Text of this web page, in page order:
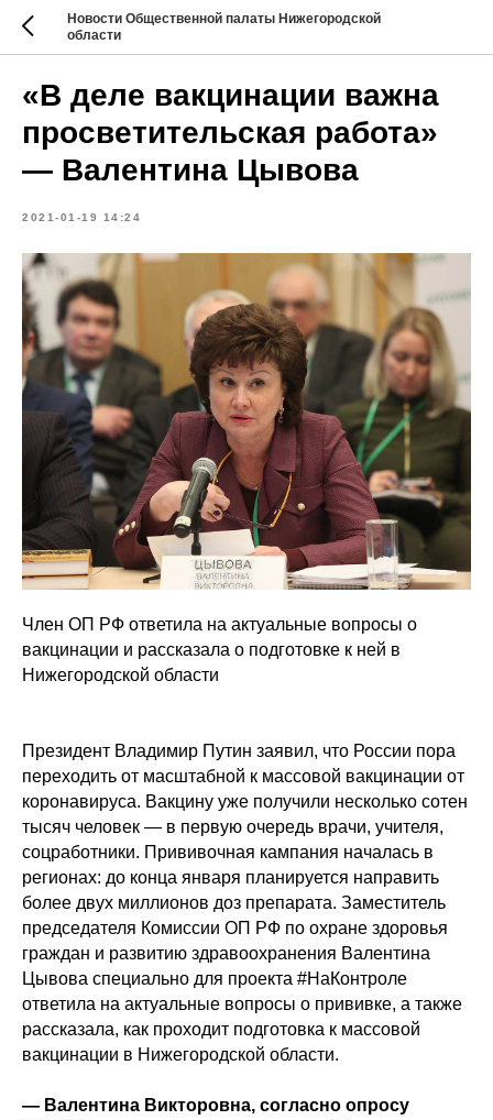
Новости Общественной палаты Нижегородской
области
«В деле вакцинации важна
просветительская работа»
— Валентина Цывова
2021-01-19 14:24
Член ОП РФ ответила на актуальные вопросы о
вакцинации и рассказала о подготовке к ней в
Нижегородской области
Президент Владимир Путин заявил, что России пора
переходить от масштабной к массовой вакцинации от
коронавируса. Вакцину уже получили несколько сотен
тысяч человек — в первую очередь врачи, учителя,
соцработники. Прививочная кампания началась в
регионах: до конца января планируется направить
более двух миллионов доз препарата. Заместитель
председателя Комиссии ОП РФ по охране здоровья
граждан и развитию здравоохранения Валентина
Цывова специально для проекта #НаКонтроле
ответила на актуальные вопросы о прививке, а также
рассказала, как проходит подготовка к массовой
вакцинации в Нижегородской области.
— Валентина Викторовна, согласно опросу